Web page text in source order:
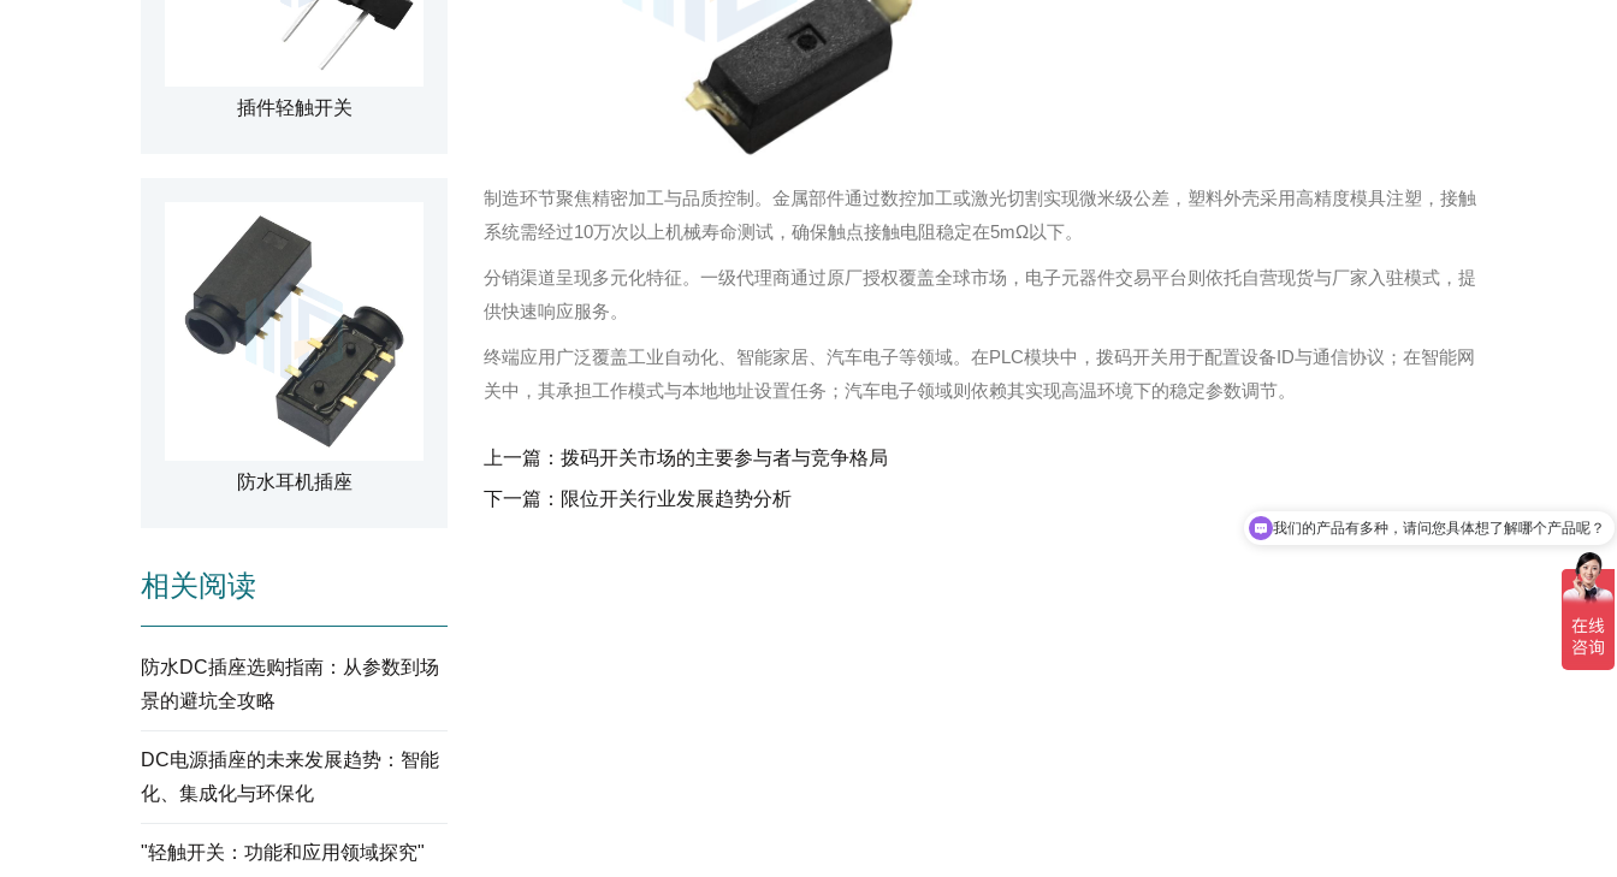
制造环节聚焦精密加工与品质控制。金属部件通过数控加工或激光切割实现微米级公差，塑料外壳采用高精度模具注塑，接触
系统需经过10万次以上机械寿命测试，确保触点接触电阻稳定在5mΩ以下。
分销渠道呈现多元化特征。一级代理商通过原厂授权覆盖全球市场，电子元器件交易平台则依托自营现货与厂家入驻模式，提
供快速响应服务。
终端应用广泛覆盖工业自动化、智能家居、汽车电子等领域。在PLC模块中，拨码开关用于配置设备ID与通信协议；在智能网
关中，其承担工作模式与本地地址设置任务；汽车电子领域则依赖其实现高温环境下的稳定参数调节。
上一篇： 拨码开关市场的主要参与者与竞争格局
下一篇： 限位开关行业发展趋势分析
插件轻触开关
防水耳机插座
相关阅读
防水DC插座选购指南：从参数到场
景的避坑全攻略
DC电源插座的未来发展趋势：智能
化、集成化与环保化
"轻触开关：功能和应用领域探究"
我们的产品有多种，请问您具体想了解哪个产品呢？